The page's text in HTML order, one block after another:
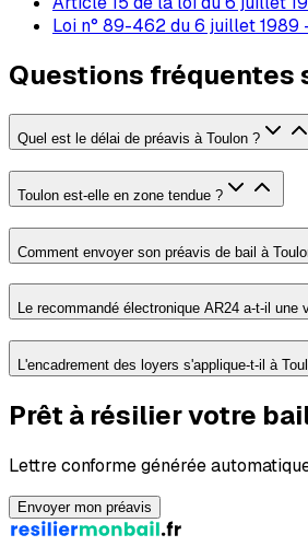
Loi n° 89-462 du 6 juillet
Questions fréquentes
Quel est le délai de préavis à Toulon ?
Toulon est-elle en zone tendue ?
Comment envoyer son préavis de bail à
Le recommandé électronique AR24 a-t-il une
L'encadrement des loyers s'applique-t-il à
Prêt à résilier votre
Lettre conforme générée
Envoyer mon préavis